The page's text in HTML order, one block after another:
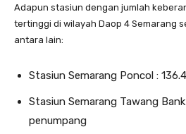
Adapun stasiun dengan jumlah
tertinggi di wilayah Daop 4 Semarang
antara lain:
Stasiun Semarang Poncol :
Stasiun Semarang Tawang
penumpang